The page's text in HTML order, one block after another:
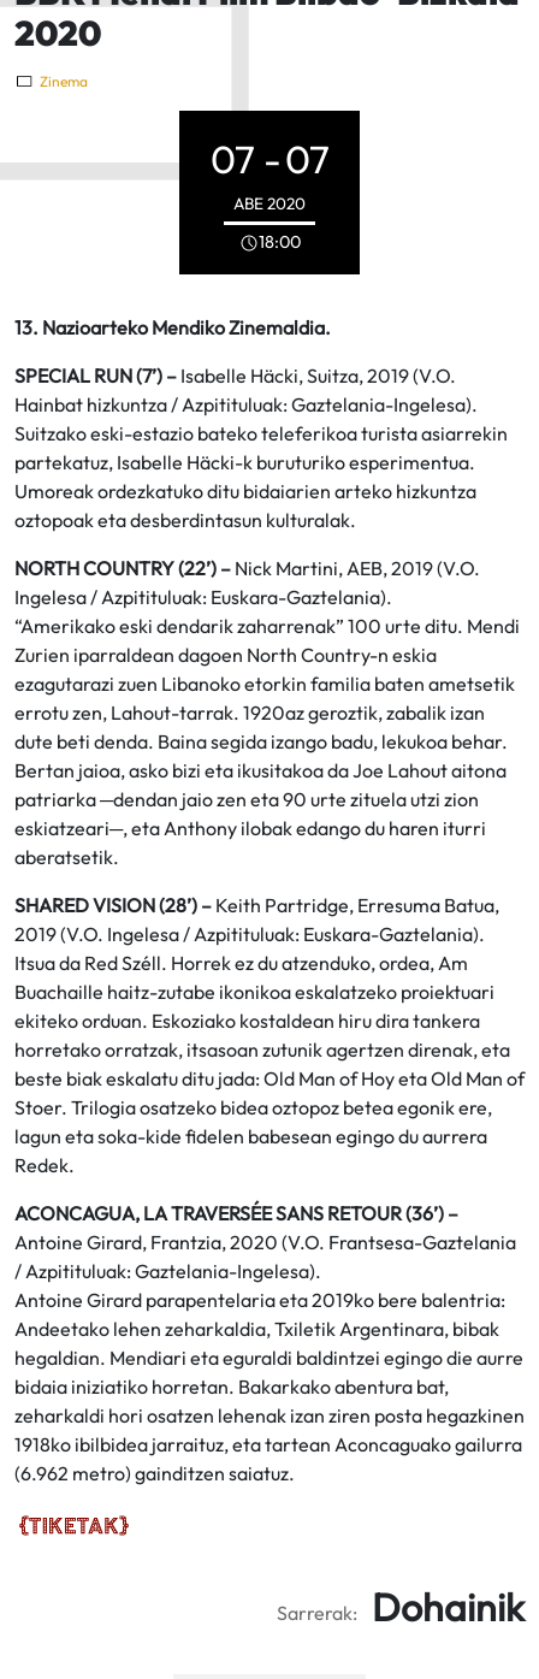
2020
Zinema
07 -07
ABE2020
18:00
13. Nazioarteko Mendiko Zinemaldia.
SPECIAL RUN (7’) – Isabelle Häcki, Suitza, 2019 (V.O.
Hainbat hizkuntza / Azpitituluak: Gaztelania-Ingelesa).
Suitzako eski-estazio bateko teleferikoa turista asiarrekin
partekatuz, Isabelle Häcki-k buruturiko esperimentua.
Umoreak ordezkatuko ditu bidaiarien arteko hizkuntza
oztopoak eta desberdintasun kulturalak.
NORTH COUNTRY (22’) – Nick Martini, AEB, 2019 (V.O.
Ingelesa / Azpitituluak: Euskara-Gaztelania).
“Amerikako eski dendarik zaharrenak” 100 urte ditu. Mendi
Zurien iparraldean dagoen North Country-n eskia
ezagutarazi zuen Libanoko etorkin familia baten ametsetik
errotu zen, Lahout-tarrak. 1920az geroztik, zabalik izan
dute beti denda. Baina segida izango badu, lekukoa behar.
Bertan jaioa, asko bizi eta ikusitakoa da Joe Lahout aitona
patriarka ─dendan jaio zen eta 90 urte zituela utzi zion
eskiatzeari─, eta Anthony ilobak edango du haren iturri
aberatsetik.
SHARED VISION (28’) – Keith Partridge, Erresuma Batua,
2019 (V.O. Ingelesa / Azpitituluak: Euskara-Gaztelania).
Itsua da Red Széll. Horrek ez du atzenduko, ordea, Am
Buachaille haitz-zutabe ikonikoa eskalatzeko proiektuari
ekiteko orduan. Eskoziako kostaldean hiru dira tankera
horretako orratzak, itsasoan zutunik agertzen direnak, eta
beste biak eskalatu ditu jada: Old Man of Hoy eta Old Man of
Stoer. Trilogia osatzeko bidea oztopoz betea egonik ere,
lagun eta soka-kide fidelen babesean egingo du aurrera
Redek.
ACONCAGUA, LA TRAVERSÉE SANS RETOUR (36’) –
Antoine Girard, Frantzia, 2020 (V.O. Frantsesa-Gaztelania
/ Azpitituluak: Gaztelania-Ingelesa).
Antoine Girard parapentelaria eta 2019ko bere balentria:
Andeetako lehen zeharkaldia, Txiletik Argentinara, bibak
hegaldian. Mendiari eta eguraldi baldintzei egingo die aurre
bidaia iniziatiko horretan. Bakarkako abentura bat,
zeharkaldi hori osatzen lehenak izan ziren posta hegazkinen
1918ko ibilbidea jarraituz, eta tartean Aconcaguako gailurra
(6.962 metro) gainditzen saiatuz.
Sarrerak: Dohainik